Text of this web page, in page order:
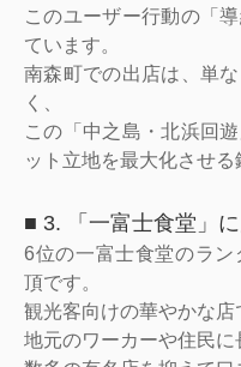
このユーザー行動の「
ています。
南森町での出店は、単
く、
この「中之島・北浜回
ット立地を最大化させる
■ 3. 「一富士食堂」
6位の一富士食堂のラ
頂です。
観光客向けの華やかな店
地元のワーカーや住民に